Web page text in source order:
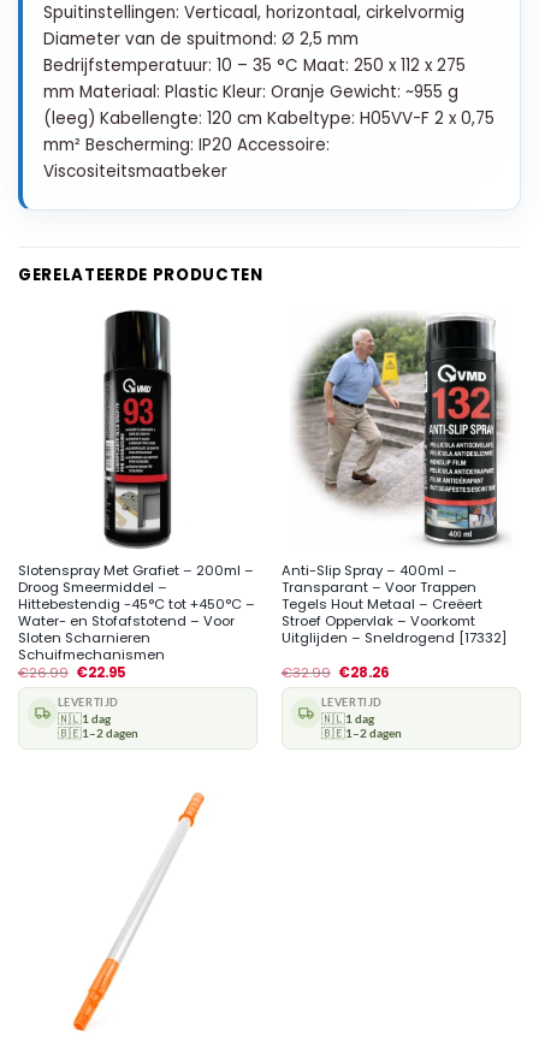
Spuitinstellingen: Verticaal, horizontaal, cirkelvormig
Diameter van de spuitmond: Ø 2,5 mm
Bedrijfstemperatuur: 10 – 35 °C Maat: 250 x 112 x 275
mm Materiaal: Plastic Kleur: Oranje Gewicht: ~955 g
(leeg) Kabellengte: 120 cm Kabeltype: H05VV-F 2 x 0,75
mm² Bescherming: IP20 Accessoire:
Viscositeitsmaatbeker
GERELATEERDE PRODUCTEN
Slotenspray Met Grafiet – 200ml –
Droog Smeermiddel –
Hittebestendig -45°C tot +450°C –
Water- en Stofafstotend – Voor
Sloten Scharnieren
Schuifmechanismen
€26.99 €22.95
LEVERTIJD
🇳🇱1 dag
🇧🇪1–2 dagen
Anti-Slip Spray – 400ml –
Transparant – Voor Trappen
Tegels Hout Metaal – Creëert
Stroef Oppervlak – Voorkomt
Uitglijden – Sneldrogend [17332]
€32.99 €28.26
LEVERTIJD
🇳🇱1 dag
🇧🇪1–2 dagen